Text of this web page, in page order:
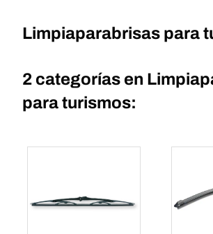
Limpiaparabrisas para
2 categorías en
para turismos: